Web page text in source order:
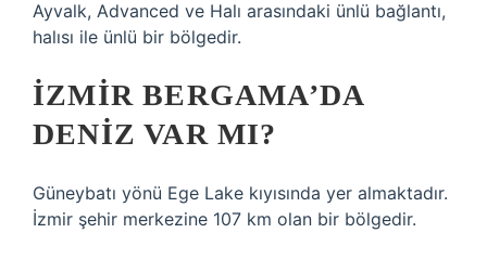
Ayvalk, Advanced ve Halı arasındaki ünlü bağlantı,
halısı ile ünlü bir bölgedir.
İZMIR BERGAMA’DA
DENIZ VAR MI?
Güneybatı yönü Ege Lake kıyısında yer almaktadır.
İzmir şehir merkezine 107 km olan bir bölgedir.